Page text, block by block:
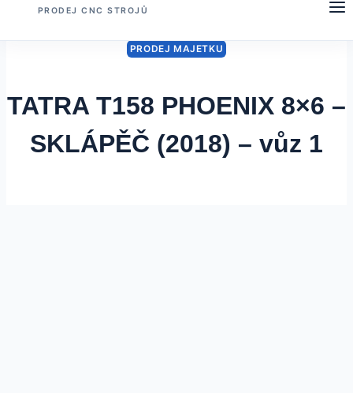
PRODEJ CNC STROJŮ
PRODEJ MAJETKU
TATRA T158 PHOENIX 8×6 –
SKLÁPĚČ (2018) – vůz 1